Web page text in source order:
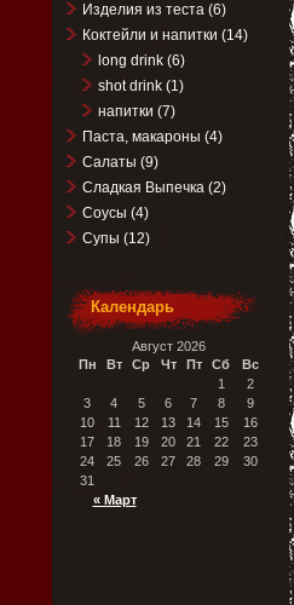
Изделия из теста(6)
Коктейли и напитки (14)
long drink(6)
shot drink(1)
напитки (7)
Паста, макароны (4)
Салаты (9)
Сладкая Выпечка(2)
Соусы (4)
Супы (12)
Календарь
Август 2026
Пн
Вт Ср Чт Пт Сб Вс
« Март
1
2
3
4 5 6 7 8
9
10
11 12 13 14 15
16
17
18 19 20 21 22
23
24
25 26 27 28 29
30
31